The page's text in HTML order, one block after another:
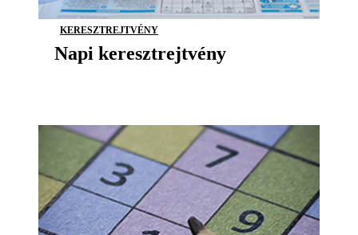
KERESZTREJTVÉNY
Napi keresztrejtvény